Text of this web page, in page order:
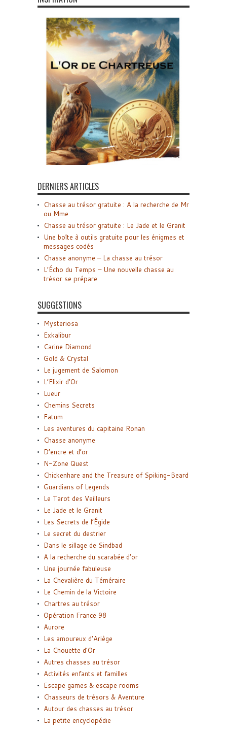
DERNIERS ARTICLES
Chasse au trésor gratuite : A la recherche de Mr
ou Mme
Chasse au trésor gratuite : Le Jade et le Granit
Une boîte à outils gratuite pour les énigmes et
messages codés
Chasse anonyme – La chasse au trésor
L’Écho du Temps – Une nouvelle chasse au
trésor se prépare
SUGGESTIONS
Mysteriosa
Exkalibur
Carine Diamond
Gold & Crystal
Le jugement de Salomon
L’Elixir d’Or
Lueur
Chemins Secrets
Fatum
Les aventures du capitaine Ronan
Chasse anonyme
D’encre et d’or
N-Zone Quest
Chickenhare and the Treasure of Spiking-Beard
Guardians of Legends
Le Tarot des Veilleurs
Le Jade et le Granit
Les Secrets de l’Égide
Le secret du destrier
Dans le sillage de Sindbad
A la recherche du scarabée d’or
Une journée fabuleuse
La Chevalière du Téméraire
Le Chemin de la Victoire
Chartres au trésor
Opération France 98
Aurore
Les amoureux d’Ariège
La Chouette d’Or
Autres chasses au trésor
Activités enfants et familles
Escape games & escape rooms
Chasseurs de trésors & Aventure
Autour des chasses au trésor
La petite encyclopédie